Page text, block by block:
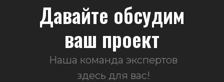
Давайте обсудим
ваш проект
Наша команда экспертов
здесь для вас!